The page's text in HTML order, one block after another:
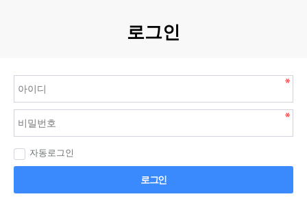
로그인
자동로그인
로그인